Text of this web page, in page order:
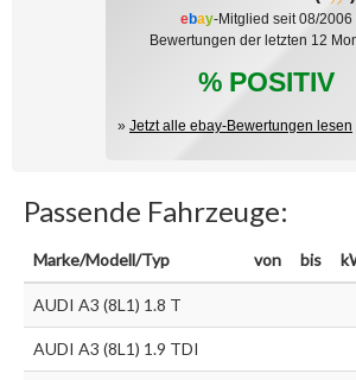
ebay-Mitglied seit 08/2006
Bewertungen der letzten 12
% POSITIV
» Jetzt alle ebay-Bewertungen lesen
Passende Fahrzeuge:
Marke/Modell/Typ von bis
AUDI A3 (8L1) 1.8 T
AUDI A3 (8L1) 1.9 TDI